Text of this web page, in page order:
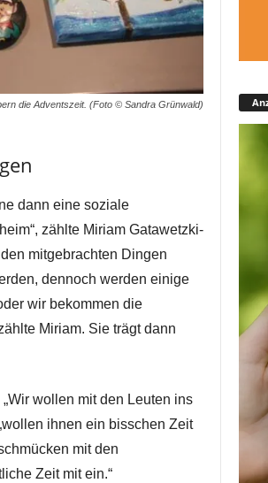
die Adventszeit. (Foto © Sandra Grünwald)
dann eine soziale
zählte Miriam Gatawetzki-
mitgebrachten Dingen
dennoch werden einige
wir bekommen die
Miriam. Sie trägt dann
wollen mit den Leuten ins
ihnen ein bisschen Zeit
mit den
Zeit mit ein.“